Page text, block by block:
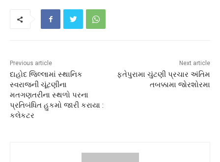
Previous article
દાહોદ જિલ્‍લામાં સ્‍થાનિક
સ્‍વરાજની ચૂંટણીના
મતગણતરીના સ્‍થળો પરના
પ્રતિબંધિત હુકમો જારી કરાયા :
કલેકટર
Next article
ફતેપુરામા ચુંટણી પ્રચાર અંતિમ
તબક્કામા જોરશોરમા